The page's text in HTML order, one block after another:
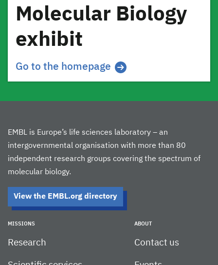
Molecular Biology
exhibit
Go to the homepage
EMBL is Europe’s life sciences laboratory – an
intergovernmental organisation with more than 80
independent research groups covering the spectrum of
molecular biology.
View the EMBL.org directory
MISSIONS
Research
ABOUT
Contact us